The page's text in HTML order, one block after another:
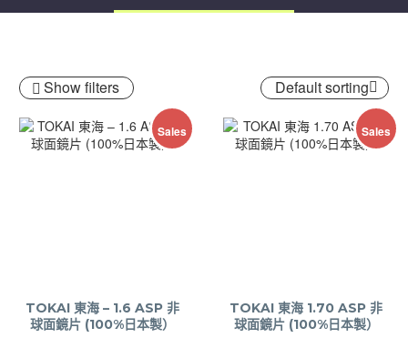
Show filters Default sorting
Sales
TOKAI 東海 – 1.6 ASP 非
球面鏡片 (100%日本製）
Sales
TOKAI 東海 1.70 ASP 非
球面鏡片 (100%日本製）